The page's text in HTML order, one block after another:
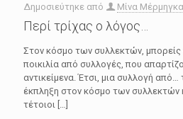
Δημοσιεύτηκε από Μίνα Μέρμηγκα
Περί τρίχας ο λόγος…
Στον κόσμο των συλλεκτών, μπορείς
ποικιλία από συλλογές, που
αντικείμενα. Έτσι, μια συλλογή από…
έκπληξη στον κόσμο των συλλεκτών
τέτοιοι